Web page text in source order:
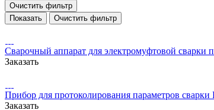
Очистить фильтр
Очистить фильтр
Сварочный аппарат для электромуфтовой
Заказать
Прибор для протоколирования параметров
Заказать